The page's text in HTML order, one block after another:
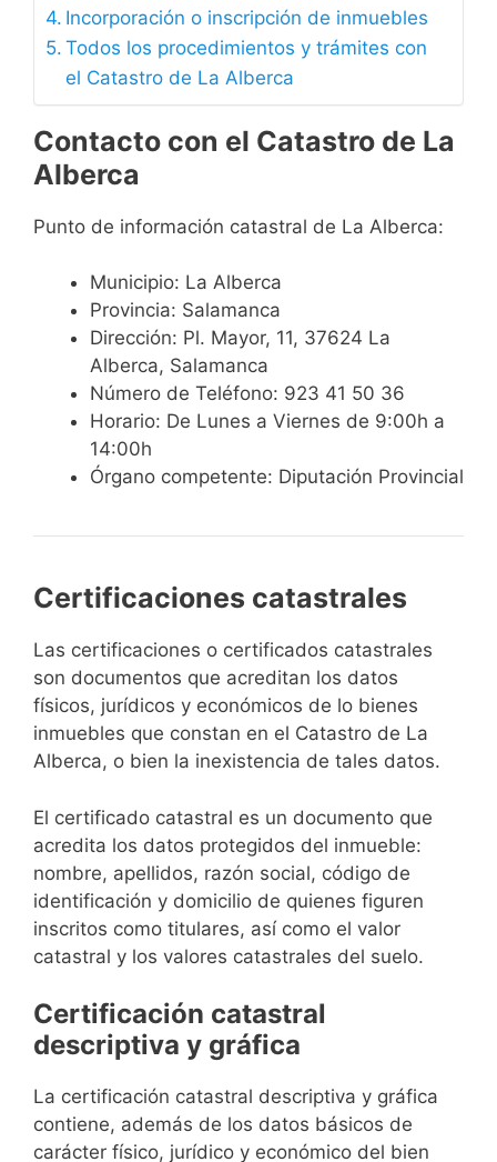
Incorporación o inscripción de inmuebles
Todos los procedimientos y trámites con
el Catastro de La Alberca
Contacto con el Catastro de La
Alberca
Punto de información catastral de La Alberca:
Municipio: La Alberca
Provincia: Salamanca
Dirección: Pl. Mayor, 11, 37624 La
Alberca, Salamanca
Número de Teléfono: 923 41 50 36
Horario: De Lunes a Viernes de 9:00h a
14:00h
Órgano competente: Diputación Provincial
Certificaciones catastrales
Las certificaciones o certificados catastrales
son documentos que acreditan los datos
físicos, jurídicos y económicos de lo bienes
inmuebles que constan en el Catastro de La
Alberca, o bien la inexistencia de tales datos.
El certificado catastral es un documento que
acredita los datos protegidos del inmueble:
nombre, apellidos, razón social, código de
identificación y domicilio de quienes figuren
inscritos como titulares, así como el valor
catastral y los valores catastrales del suelo.
Certificación catastral
descriptiva y gráfica
La certificación catastral descriptiva y gráfica
contiene, además de los datos básicos de
carácter físico, jurídico y económico del bien